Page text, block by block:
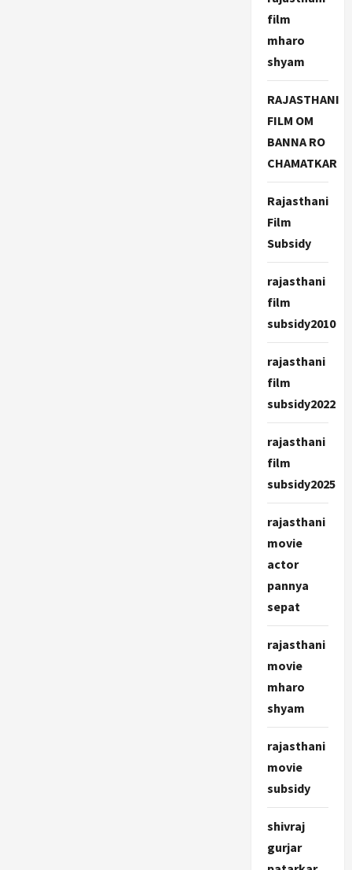
film
mharo
shyam
RAJASTHANI
FILM OM
BANNA RO
CHAMATKAR
Rajasthani
Film
Subsidy
rajasthani
film
subsidy2010
rajasthani
film
subsidy2022
rajasthani
film
subsidy2025
rajasthani
movie
actor
pannya
sepat
rajasthani
movie
mharo
shyam
rajasthani
movie
subsidy
shivraj
gurjar